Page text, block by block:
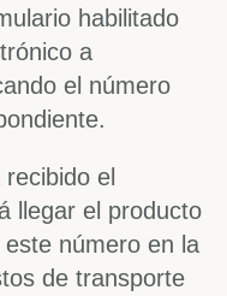
habilitado
a
el número
el
llegar el producto
este número en la
de transporte